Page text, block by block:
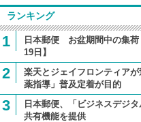
ランキング
1
日本郵便 お盆期間中の集荷
19日】
2
楽天とジェイフロンティア
薬指導」普及定着が目的
3
日本郵便、「ビジネスデジ
共有機能を提供